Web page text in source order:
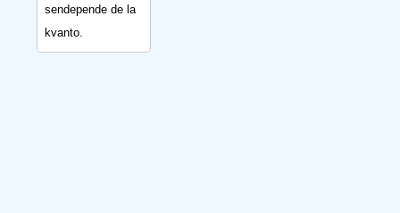
sendepende de la
kvanto.